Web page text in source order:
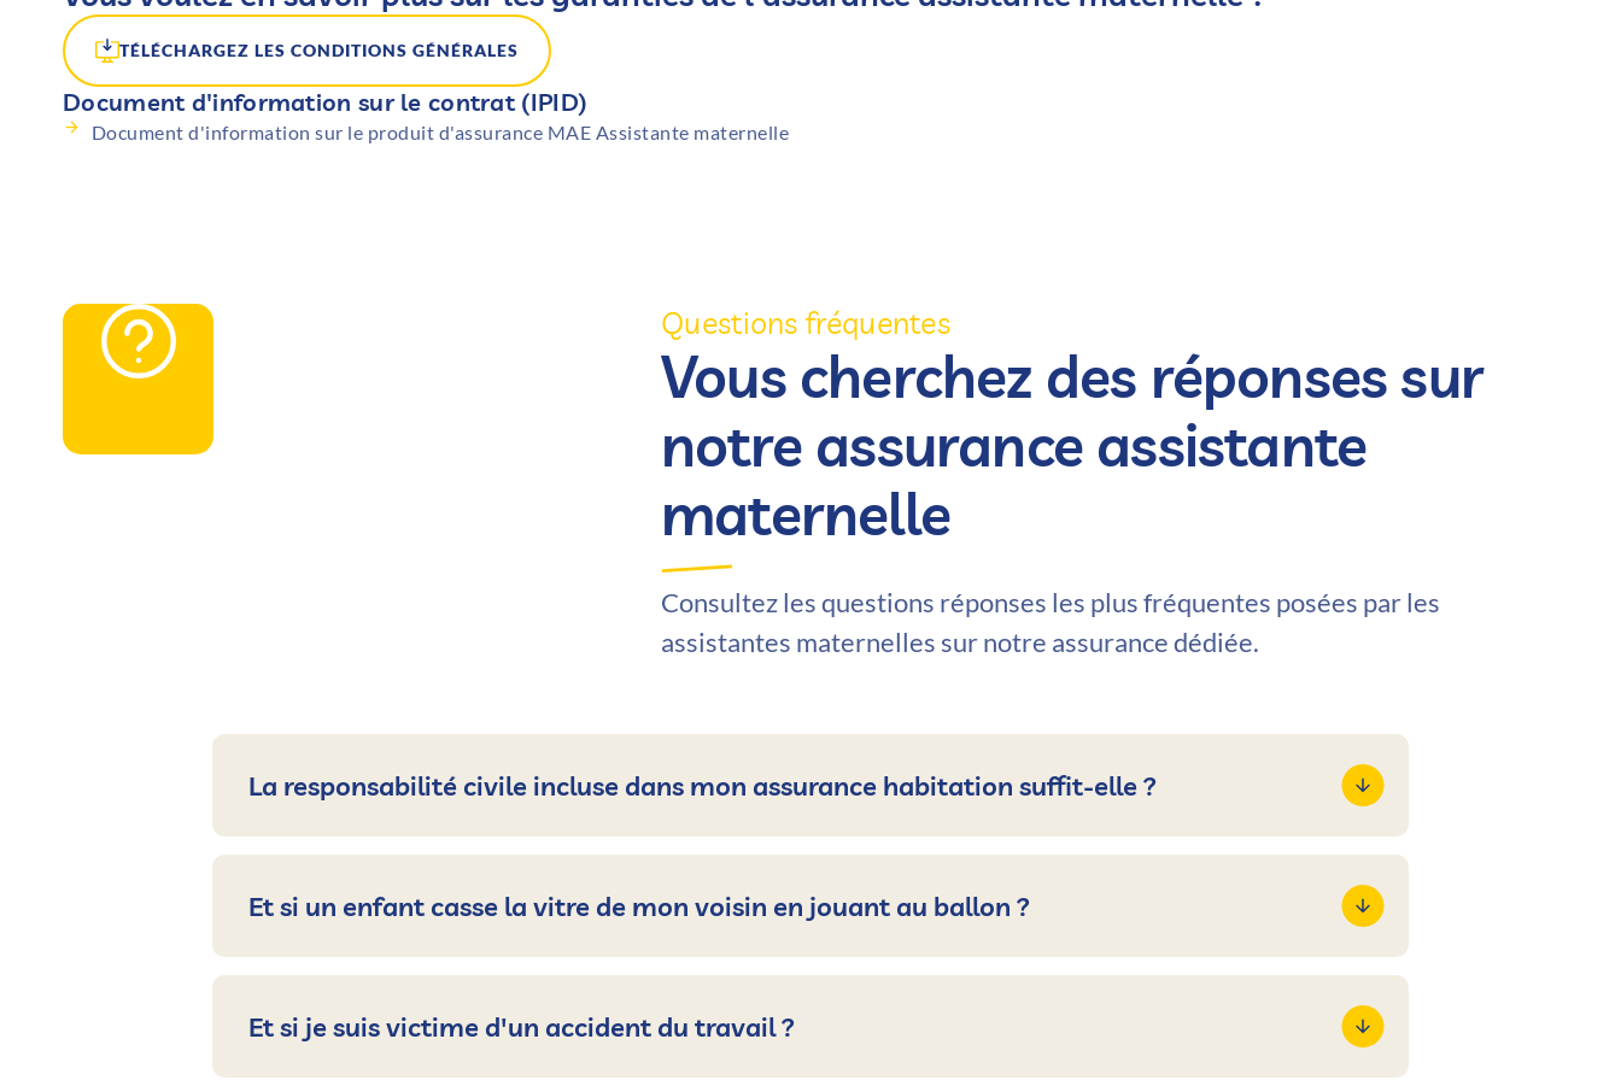
TÉLÉCHARGEZ LES CONDITIONS GÉNÉRALES
Document d'information sur le contrat (IPID)
Document d'information sur le produit d'assurance MAE Assistante maternelle
Questions fréquentes
Vous cherchez des réponses sur
notre assurance assistante
maternelle
Consultez les questions réponses les plus fréquentes posées par les
assistantes maternelles sur notre assurance dédiée.
La responsabilité civile incluse dans mon assurance habitation suffit-elle ?
Et si un enfant casse la vitre de mon voisin en jouant au ballon ?
Et si je suis victime d'un accident du travail ?